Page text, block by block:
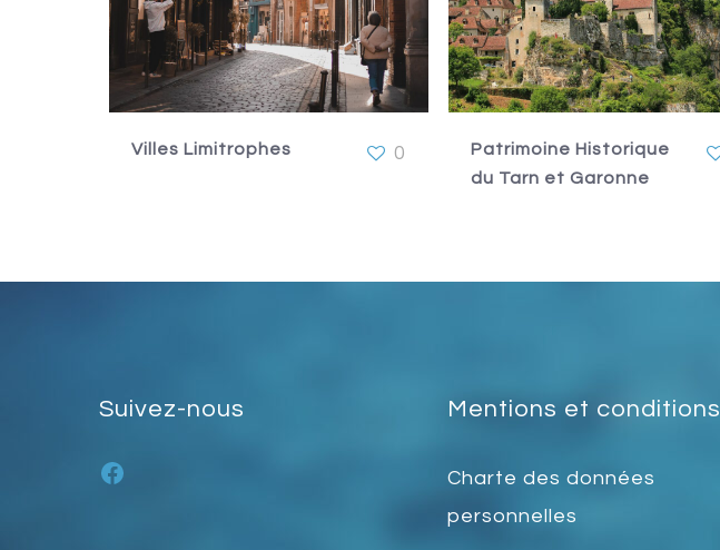
Villes Limitrophes 0
Patrimoine Historique
du Tarn et Garonne
Suivez-nous
Facebook
Mentions et conditions
Charte des données
personnelles